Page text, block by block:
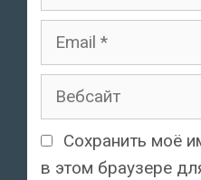
Email
Вебсайт
Сохранить моё
в этом браузере